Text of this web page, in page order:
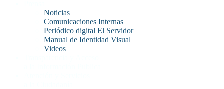
Noticias
Comunicaciones Internas
Periódico digital El Servidor
Manual de Identidad Visual
Videos